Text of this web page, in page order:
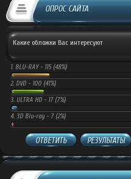
ОПРОС САЙТА
Какие обложки Вас интересуют
1. BLU-RAY - 115 (48%)
2. DVD - 100 (41%)
3. ULTRA HD - 17 (7%)
4. 3D Blu-ray - 7 (2%)
ОТВЕТИТЬ РЕЗУЛЬТАТЫ